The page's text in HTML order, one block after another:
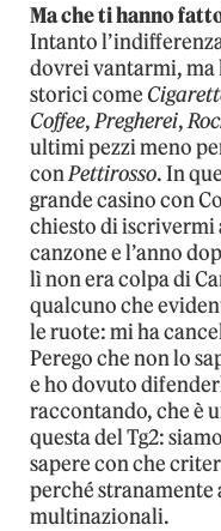
Ma che ti hanno
Intanto
dovrei vantarmi, ma
storici come
Coffee,Pregherei,
ultimi pezzi meno
conPettirosso. In
grande casino con
chiesto di iscrivermi
canzone e l’anno
lì non era colpa di
qualcuno che
le ruote: mi ha
Perego che non lo
e ho dovuto
raccontando, che è
questa del Tg2:
sapere con che
perché stranamente
multinazionali.